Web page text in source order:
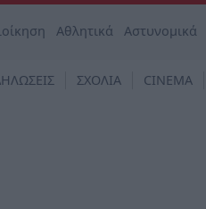
Αθλητικά Αστυνομικά
ΣΧΟΛΙΑ CINEMA